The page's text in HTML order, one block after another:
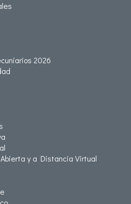
2026
y a Distancia Virtual